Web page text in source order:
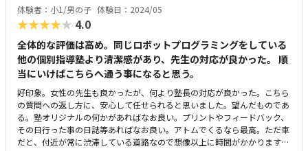
体験者：小1/男の子 体験日：2024/05
★★★★★ 4.0
全体的な評価は高め。同じロボットプログラミングをしている
他の個別指導塾より清潔感があり、先生の対応が良かった。 順
当にいけばこちらへ通う事になると思う。
好印象。女性の先生も良かったが、何より塾長の対応が良かった。こちら
の質問への返し方に、安心して任せられると思いました。望んだものであ
る。塾オリジナルの何かがあればなお良い。プリントやフィードバック、
その日行った事の日誌等あればなお良い。アトムでくるなら最高。ただ車
だと、付近が常に渋滞している道路なので想像以上に時間がかかります。